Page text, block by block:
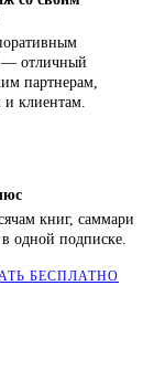
— отличный
партнерам,
и клиентам.
книг, саммари
одной подписке.
БЕСПЛАТНО